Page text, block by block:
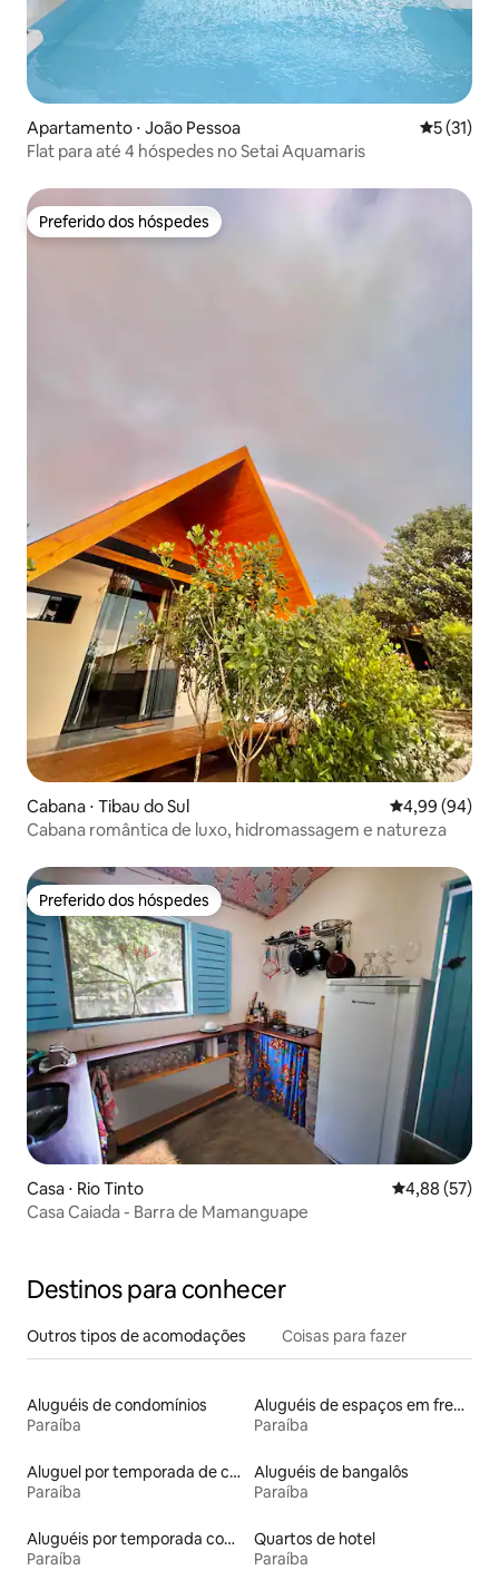
Apartamento ⋅ João Pessoa 5 de uma
5 (31)
Flat para até 4 hóspedes no Setai Aquamaris
Preferido dos hóspedes
Preferido dos hóspedes
Cabana ⋅ Tibau do Sul 4,99 de uma
4,99 (94)
Cabana romântica de luxo, hidromassagem e natureza
Preferido dos hóspedes
Preferido dos hóspedes
Casa ⋅ Rio Tinto 4,88 de uma
4,88 (57)
Casa Caiada - Barra de Mamanguape
Destinos para conhecer
Outros tipos de acomodações Coisas para fazer
Aluguéis de condomínios
Paraíba
Aluguéis de espaços em frente à praia
Paraíba
Aluguel por temporada de casas de veraneio
Paraíba
Aluguéis de bangalôs
Paraíba
Aluguéis por temporada com suítes privativas
Paraíba
Quartos de hotel
Paraíba